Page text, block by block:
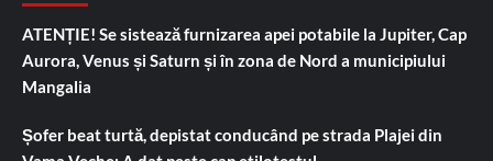
ATENȚIE! Se sistează furnizarea apei potabile la Jupiter, Cap
Aurora, Venus și Saturn și în zona de Nord a municipiului
Mangalia
Șofer beat turtă, depistat conducând pe strada Plajei din